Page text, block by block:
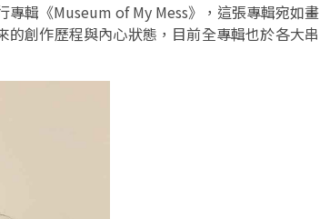
輯《Museum of My Mess》，這張專輯宛如畫
創作歷程與內心狀態，目前全專輯也於各大串